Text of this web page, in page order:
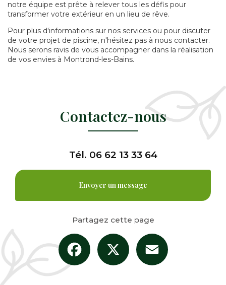
notre équipe est prête à relever tous les défis pour
transformer votre extérieur en un lieu de rêve.
Pour plus d'informations sur nos services ou pour discuter
de votre projet de piscine, n'hésitez pas à nous contacter.
Nous serons ravis de vous accompagner dans la réalisation
de vos envies à Montrond-les-Bains.
Contactez-nous
Tél. 06 62 13 33 64
Envoyer un message
Partagez cette page
Facebook